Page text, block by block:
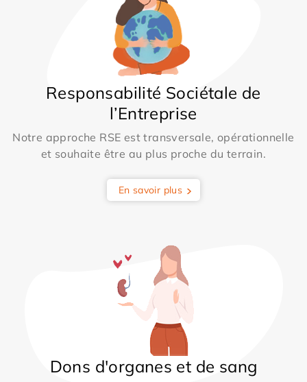
Responsabilité Sociétale de
l’Entreprise
Notre approche RSE est transversale, opérationnelle
et souhaite être au plus proche du terrain.
En savoir plus
Dons d'organes et de sang